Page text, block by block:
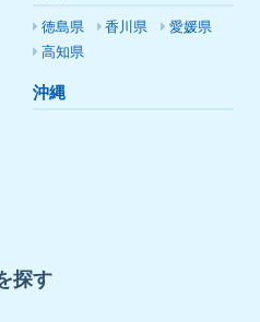
徳島県 香川県
愛媛県
高知県
沖縄
探す